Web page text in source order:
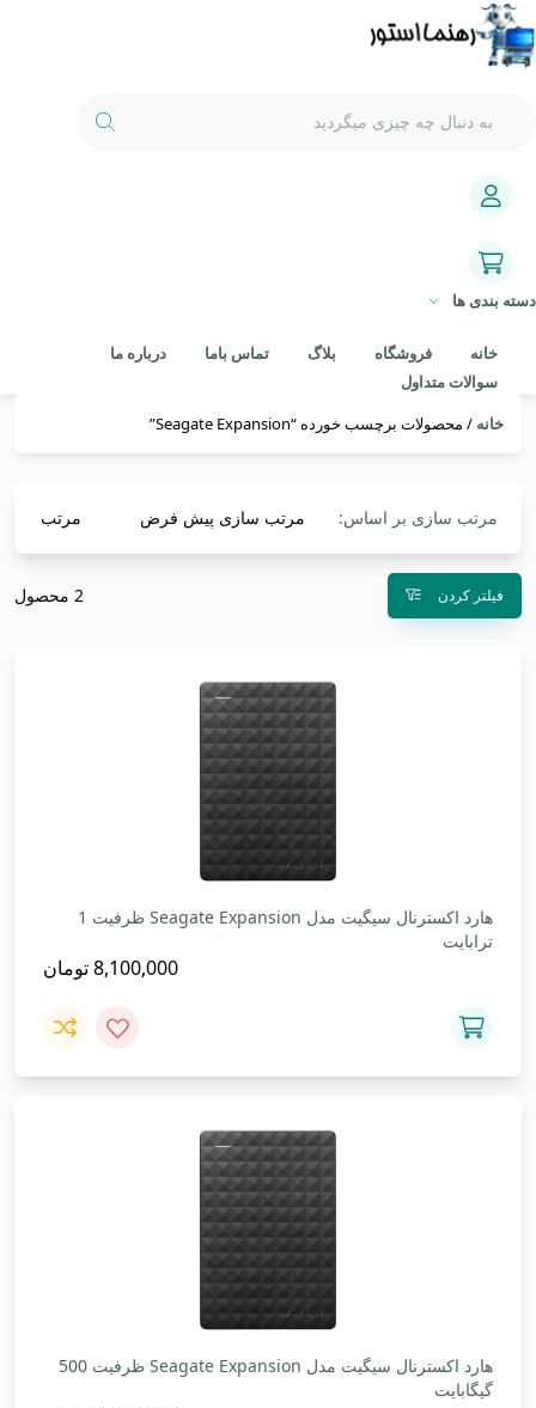
دسته بندی ها
خانه فروشگاه بلاگ تماس باما
درباره ما
سوالات متداول
خانه / محصولات برچسب خورده “Seagate Expansion”
مرتب سازی بر اساس: مرتب سازی پیش فرض مرتب
فیلتر کردن 2 محصول
هارد اکسترنال سیگیت مدل Seagate Expansion ظرفیت 1
ترابایت
8,100,000تومان
هارد اکسترنال سیگیت مدل Seagate Expansion ظرفیت 500
گیگابایت